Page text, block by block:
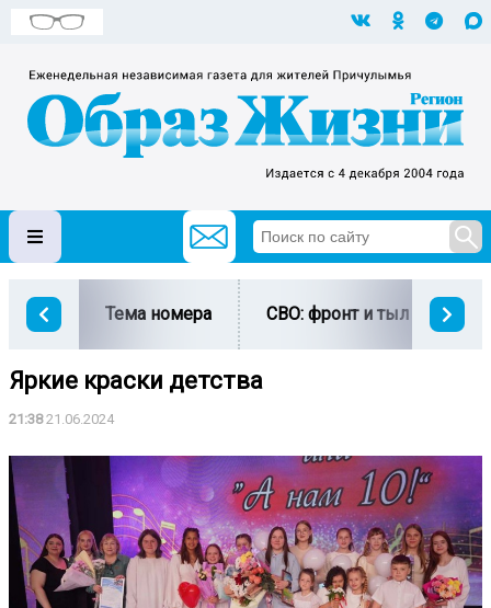
Тема номера СВО: фронт и тыл
Яркие краски детства
21:3821.06.2024